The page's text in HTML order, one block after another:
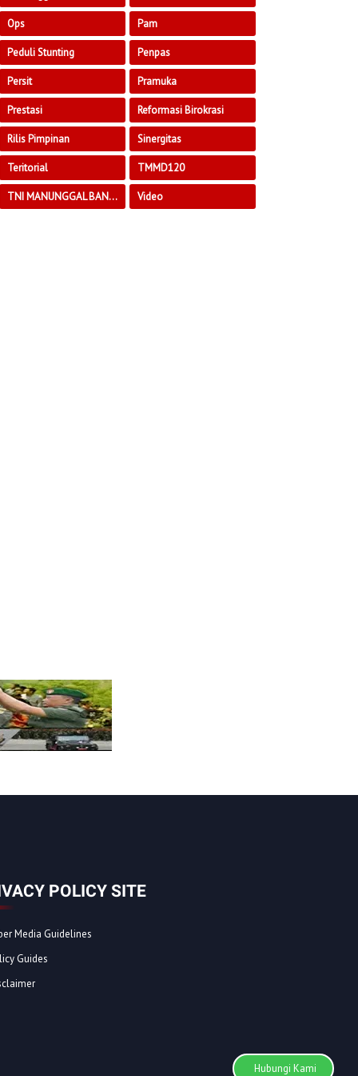
Ops Pam
Peduli Stunting Penpas
Persit Pramuka
Prestasi Reformasi Birokrasi
Rilis Pimpinan Sinergitas
Teritorial TMMD120
TNI MANUNGGAL BANGUN DESA Video
POLICY SITE
Media Guidelines
Guides
Hubungi Kami